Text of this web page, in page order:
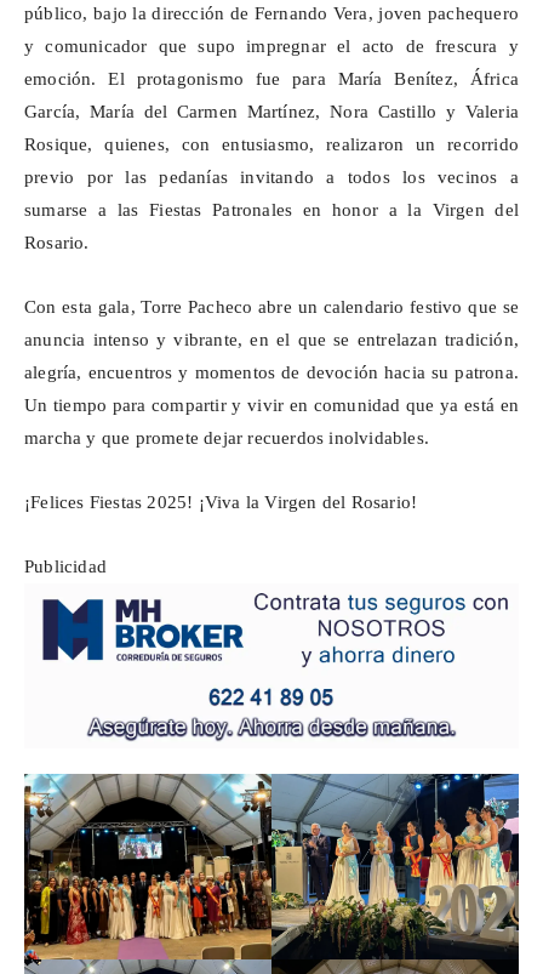
público, bajo la dirección de Fernando Vera, joven pachequero
y comunicador que supo impregnar el acto de frescura y
emoción. El protagonismo fue para María Benítez, África
García, María del Carmen Martínez, Nora Castillo y Valeria
Rosique, quienes, con entusiasmo, realizaron un recorrido
previo por las pedanías invitando a todos los vecinos a
sumarse a las Fiestas Patronales en honor a la Virgen del
Rosario.
Con esta gala, Torre Pacheco abre un calendario festivo que se
anuncia intenso y vibrante, en el que se entrelazan tradición,
alegría, encuentros y momentos de devoción hacia su patrona.
Un tiempo para compartir y vivir en comunidad que ya está en
marcha y que promete dejar recuerdos inolvidables.
¡Felices Fiestas 2025! ¡Viva la Virgen del Rosario!
Publicidad